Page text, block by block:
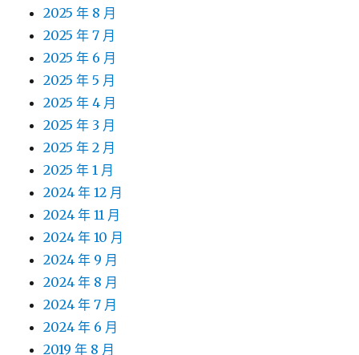
2025 年 8 月
2025 年 7 月
2025 年 6 月
2025 年 5 月
2025 年 4 月
2025 年 3 月
2025 年 2 月
2025 年 1 月
2024 年 12 月
2024 年 11 月
2024 年 10 月
2024 年 9 月
2024 年 8 月
2024 年 7 月
2024 年 6 月
2019 年 8 月